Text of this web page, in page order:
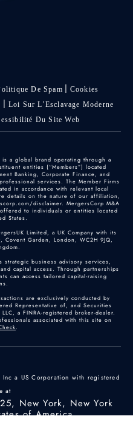
De Spam
Cookies
Loi Sur L’Esclavage Moderne
Du Site Web
a global brand operating through a
entities (“Members”) located
Banking, Corporate Finance, and
services. The Member Firms
in accordance with relevant local
details on the nature of our affiliation,
disclaimer. MergersCorp M&A
to individuals or entities located
States.
Limited, a UK Company with its
Garden, London, WC2H 9JQ,
strategic business advisory services,
capital access. Through partnerships
can access tailored capital-raising
are exclusively conducted by
Representative of, and Securities
a FINRA-registered broker-dealer.
associated with this site on
.
a US Corporation with registered
at
New York, New York
of America